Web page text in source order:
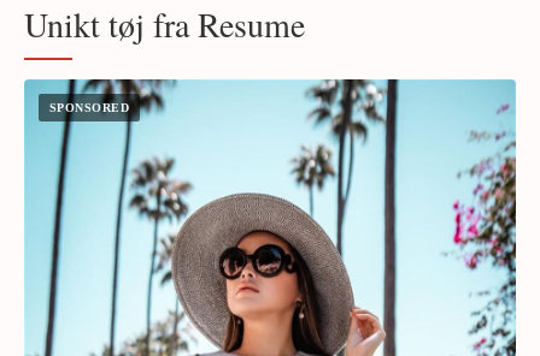
Unikt tøj fra Resume